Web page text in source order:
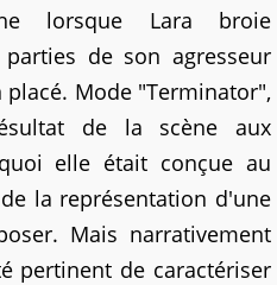
lorsque Lara broie
de son agresseur
Mode "Terminator",
de la scène aux
elle était conçue au
la représentation d'une
Mais narrativement
pertinent de caractériser